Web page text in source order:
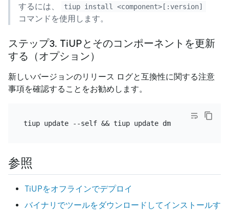
するには、
tiup install <component>[:version]
コマンドを使用します。
ステップ3. TiUPとそのコンポーネントを更新
する（オプション）
新しいバージョンのリリース ログと互換性に関する注意
事項を確認することをお勧めします。
tiup update --self && tiup update dm
参照
TiUPをオフラインでデプロイ
バイナリでツールをダウンロードしてインストールす